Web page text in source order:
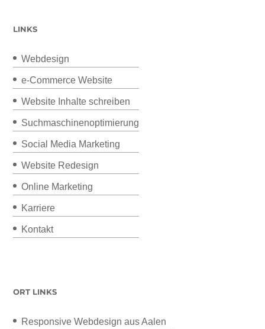
LINKS
Webdesign
e-Commerce Website
Website Inhalte schreiben
Suchmaschinenoptimierung
Social Media Marketing
Website Redesign
Online Marketing
Karriere
Kontakt
ORT LINKS
Responsive Webdesign aus Aalen